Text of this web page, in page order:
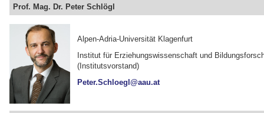
Prof. Mag. Dr. Peter Schlögl
Alpen-Adria-Universität Klagenfurt
Institut für Erziehungswissenschaft und
(Institutsvorstand)
Peter.Schloegl@aau.at